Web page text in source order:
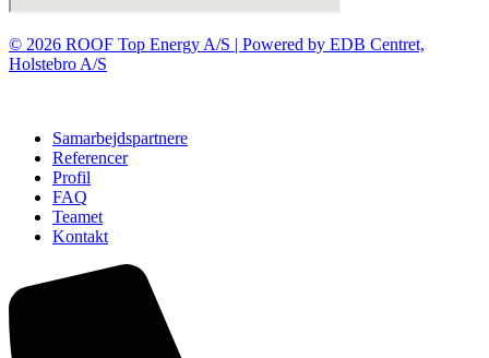
© 2026 ROOF Top Energy A/S | Powered by EDB Centret,
Holstebro A/S
Samarbejdspartnere
Referencer
Profil
FAQ
Teamet
Kontakt